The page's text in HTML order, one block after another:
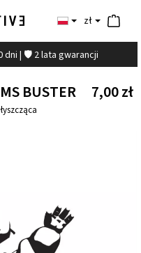
zł
dni | 🛡️ 2 lata gwarancji
BUSTER 7,00 zł